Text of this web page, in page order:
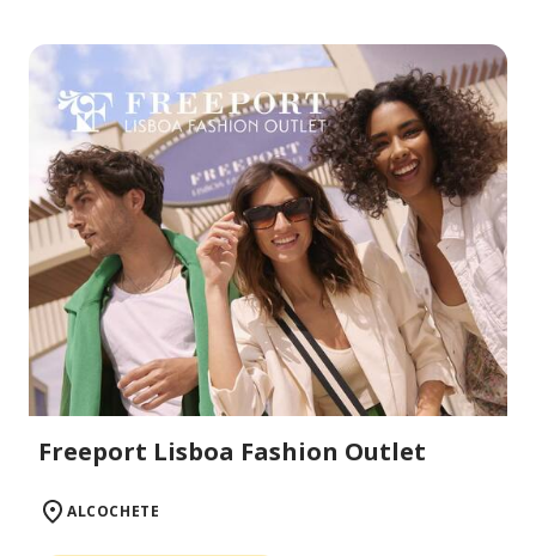
Freeport Lisboa Fashion Outlet
ALCOCHETE